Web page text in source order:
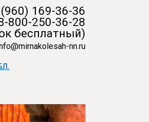
169-36-36
800-250-36-28
бесплатный)
nn.ru